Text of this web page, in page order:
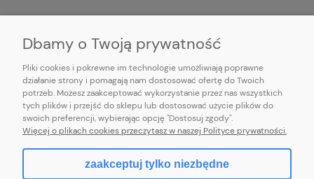
E-mail:pl101sukienek@gmail.com
101sukienek.pl
ul. Piotrkowska 317/11, Łódź 93-035, woj. łódzkie
pokaż pełną wersję strony
Dbamy o Twoją prywatność
Pliki cookies i pokrewne im technologie umożliwiają poprawne
działanie strony i pomagają nam dostosować ofertę do Twoich
potrzeb. Możesz zaakceptować wykorzystanie przez nas wszystkich
tych plików i przejść do sklepu lub dostosować użycie plików do
swoich preferencji, wybierając opcję "Dostosuj zgody".
Więcej o plikach cookies przeczytasz w naszej Polityce prywatności.
zaakceptuj tylko niezbędne